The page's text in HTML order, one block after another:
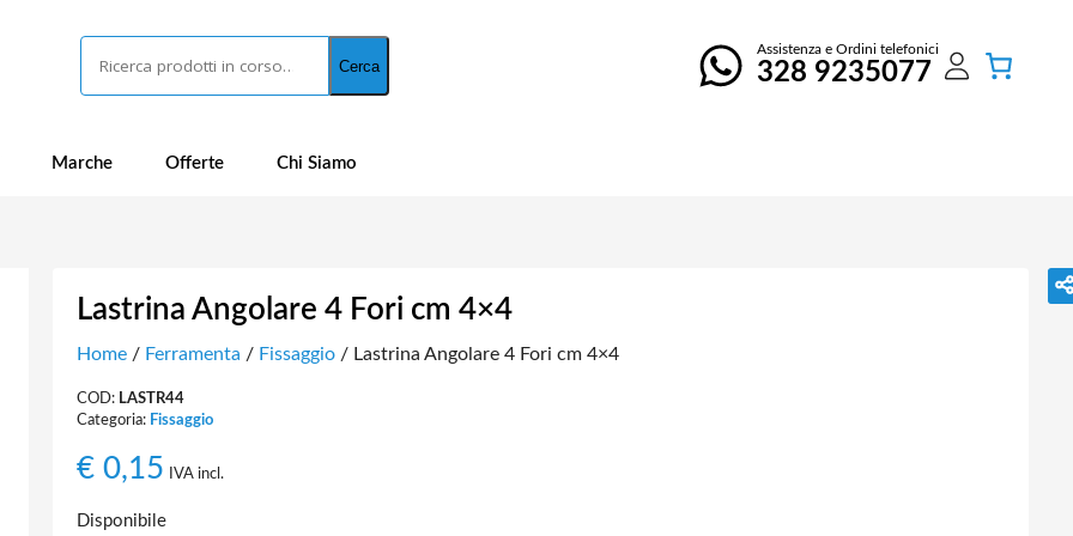
Cerca
Assistenza e Ordini telefonici
328 9235077
Marche Offerte Chi Siamo
Lastrina Angolare 4 Fori cm 4×4
Home/ Ferramenta / Fissaggio/ Lastrina Angolare 4 Fori cm 4×4
COD: LASTR44
Categoria: Fissaggio
€0,15 IVA incl.
Disponibile